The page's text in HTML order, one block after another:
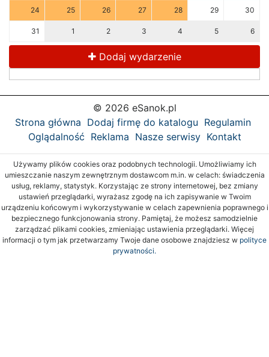
24 25 26 27 28 29 30
31 1 2 3 4 5 6
Dodaj wydarzenie
© 2026 eSanok.pl
Strona główna Dodaj firmę do katalogu Regulamin
Oglądalność Reklama Nasze serwisy Kontakt
Używamy plików cookies oraz podobnych technologii. Umożliwiamy ich
umieszczanie naszym zewnętrznym dostawcom m.in. w celach: świadczenia
usług, reklamy, statystyk. Korzystając ze strony internetowej, bez zmiany
ustawień przeglądarki, wyrażasz zgodę na ich zapisywanie w Twoim
urządzeniu końcowym i wykorzystywanie w celach zapewnienia poprawnego i
bezpiecznego funkcjonowania strony. Pamiętaj, że możesz samodzielnie
zarządzać plikami cookies, zmieniając ustawienia przeglądarki. Więcej
informacji o tym jak przetwarzamy Twoje dane osobowe znajdziesz w polityce
prywatności.